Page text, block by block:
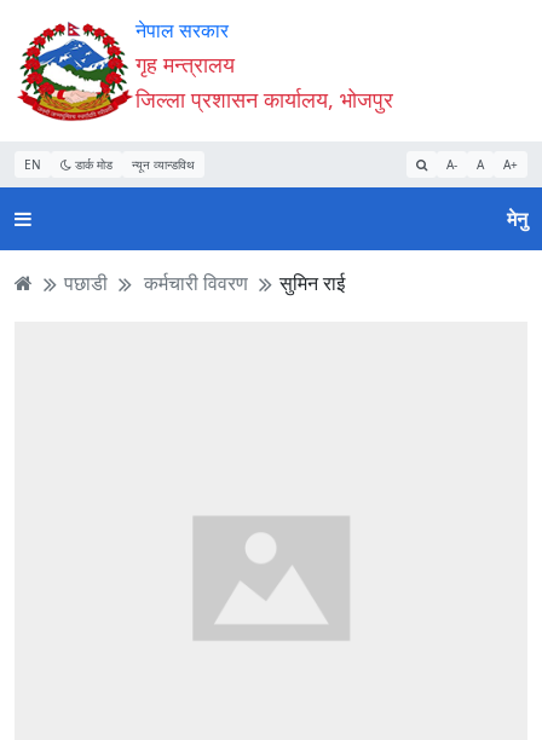
Accessibility
Mode
सुरु
गर्नुहोस्
सामाग्री
पढ्नुहाेस्
नेभिगेसन
पढ्नुहाेस्
वेबसाइट
खोजमा
जानुहोस्
नेपाल सरकार
गृह मन्त्रालय
जिल्ला प्रशासन कार्यालय, भोजपुर
EN डार्क मोड न्यून व्यान्डविथ A- A A+
मेनु
पछाडी कर्मचारी विवरण सुमिन राई